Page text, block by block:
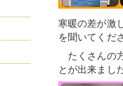
寒暖の差が激
を聞いてくだ
たくさんの
とが出来まし